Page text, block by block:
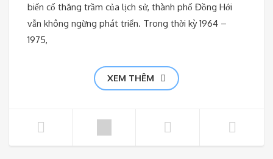
biến cố thăng trầm của lịch sử, thành phố Đồng Hới
vẫn không ngừng phát triển. Trong thời kỳ 1964 –
1975,
XEM THÊM